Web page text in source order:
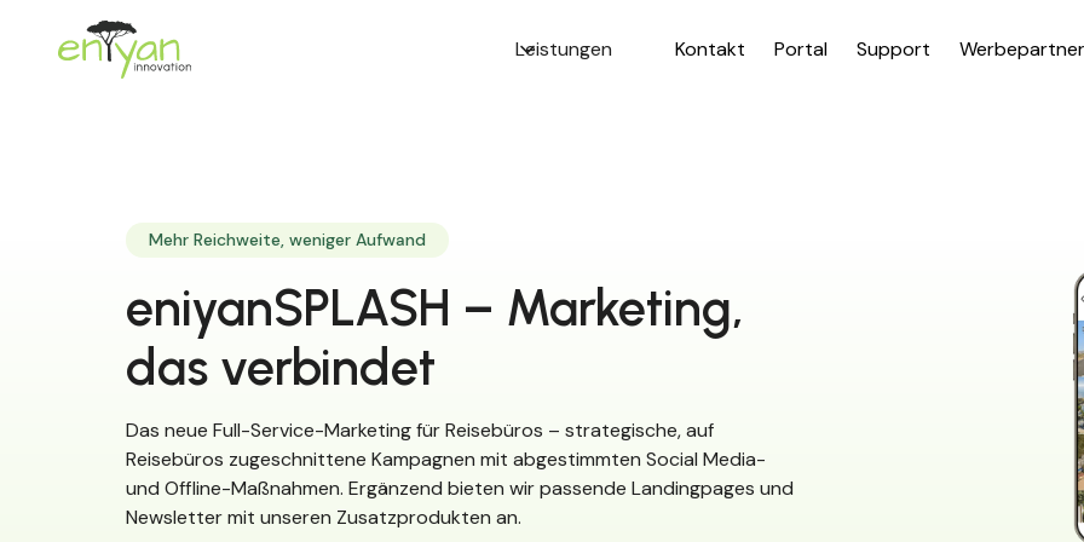
Leistungen Kontakt Portal Support Werbepartner
Mehr Reichweite, weniger Aufwand
eniyanSPLASH – Marketing,
das verbindet
Das neue Full-Service-Marketing für Reisebüros – strategische, auf
Reisebüros zugeschnittene Kampagnen mit abgestimmten Social Media-
und Offline-Maßnahmen. Ergänzend bieten wir passende Landingpages und
Newsletter mit unseren Zusatzprodukten an.